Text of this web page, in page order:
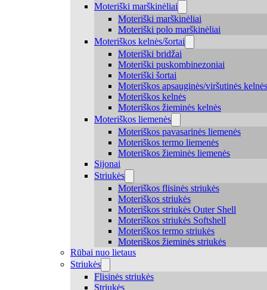
Moteriški marškinėliai
Moteriški marškinėliai
Moteriški polo marškinėliai
Moteriškos kelnės/šortai
Moteriški bridžai
Moteriški puskombinezoniai
Moteriški šortai
Moteriškos apsauginės/viršutinės kelnės
Moteriškos kelnės
Moteriškos žieminės kelnės
Moteriškos liemenės
Moteriškos pavasarinės liemenės
Moteriškos termo liemenės
Moteriškos žieminės liemenės
Sijonai
Striukės
Moteriškos flisinės striukės
Moteriškos striukės
Moteriškos striukės Outer Shell
Moteriškos striukės Softshell
Moteriškos termo striukės
Moteriškos žieminės striukės
Rūbai nuo lietaus
Striukės
Flisinės striukės
Striukės